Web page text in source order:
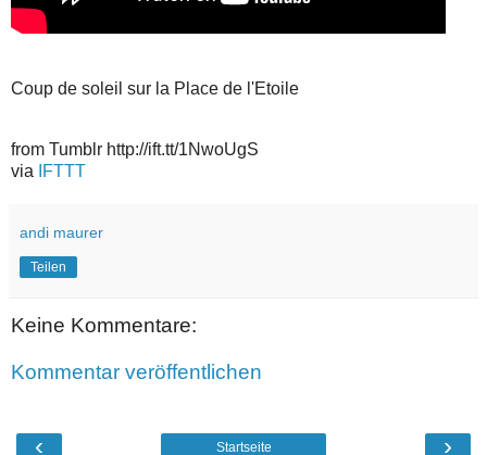
Coup de soleil sur la Place de l'Etoile
from Tumblr http://ift.tt/1NwoUgS
via
IFTTT
andi maurer
Teilen
Keine Kommentare:
Kommentar veröffentlichen
‹ ›
Startseite